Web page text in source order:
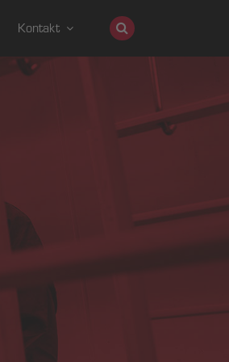
Kontakt